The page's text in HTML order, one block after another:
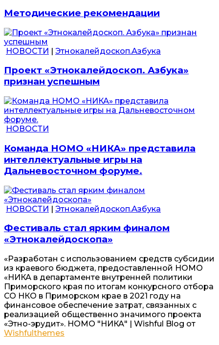
Методические рекомендации
НОВОСТИ | Этнокалейдоскоп.Азбука
Проект «Этнокалейдоскоп. Азбука»
признан успешным
НОВОСТИ
Команда НОМО «НИКА» представила
интеллектуальные игры на
Дальневосточном форуме.
НОВОСТИ | Этнокалейдоскоп.Азбука
Фестиваль стал ярким финалом
«Этнокалейдоскопа»
«Разработан с использованием средств субсидии
из краевого бюджета, предоставленной НОМО
«НИКА в департаменте внутренней политики
Приморского края по итогам конкурсного отбора
СО НКО в Приморском крае в 2021 году на
финансовое обеспечение затрат, связанных с
реализацией общественно значимого проекта
«Этно-эрудит». НОМО "НИКА" | Wishful Blog от
Wishfulthemes